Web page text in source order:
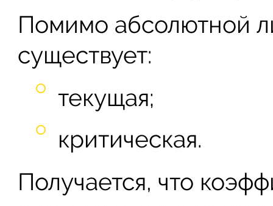
Помимо абсолютной
существует:
текущая;
критическая.
Получается, что